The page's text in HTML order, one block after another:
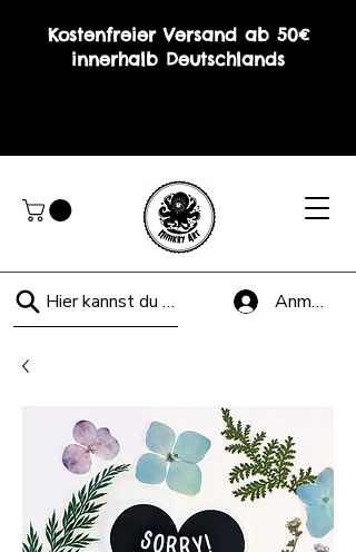
Kostenfreier Versand ab 50€
innerhalb Deutschlands
Hier kannst du suchen! Anmelden